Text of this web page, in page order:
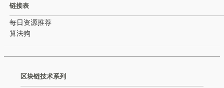
链接表
每日资源推荐
算法狗
区块链技术系列